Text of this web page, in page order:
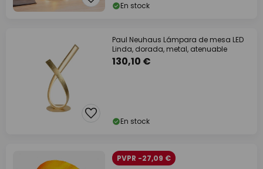
En stock
Paul Neuhaus Lámpara de mesa LED
Linda, dorada, metal, atenuable
130,10 €
En stock
PVPR -27,09 €